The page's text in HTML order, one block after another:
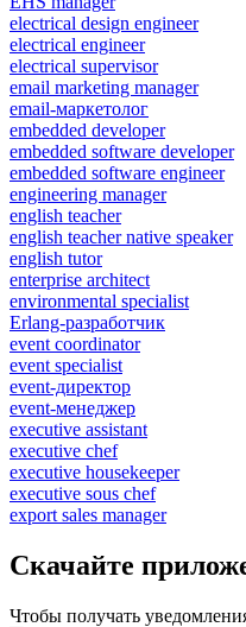
electrical design engineer
electrical engineer
electrical supervisor
email marketing manager
email-маркетолог
embedded developer
embedded software developer
embedded software engineer
engineering manager
english teacher
english teacher native speaker
english tutor
enterprise architect
environmental specialist
Erlang-разработчик
event coordinator
event specialist
event-директор
event-менеджер
executive assistant
executive chef
executive housekeeper
executive sous chef
export sales manager
Скачайте
Чтобы получать